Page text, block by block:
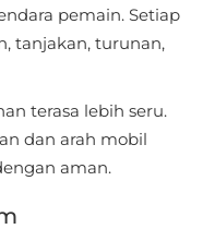
pemain. Setiap
tanjakan, turunan,
terasa lebih seru.
dan arah mobil
aman.